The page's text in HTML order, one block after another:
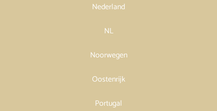
Nederland
NL
Noorwegen
Oostenrijk
Portugal